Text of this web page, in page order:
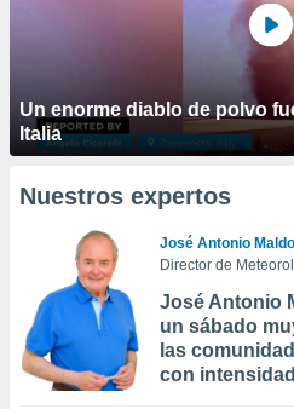
Un enorme diablo de polvo
Italia
Nuestros expertos
José Antonio
Director de
José Antonio
un sábado
las
con intensidad